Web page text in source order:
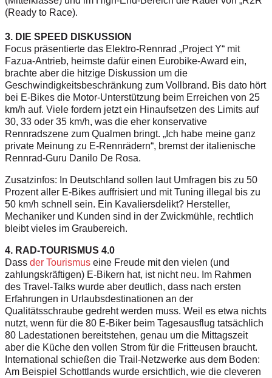
(Ready to Race).
3. DIE SPEED DISKUSSION
Focus präsentierte das Elektro-Rennrad „Project Y“ mit
Fazua-Antrieb, heimste dafür einen Eurobike-Award ein,
brachte aber die hitzige Diskussion um die
Geschwindigkeitsbeschränkung zum Vollbrand. Bis dato hört
bei E-Bikes die Motor-Unterstützung beim Erreichen von 25
km/h auf. Viele fordern jetzt ein Hinaufsetzen des Limits auf
30, 33 oder 35 km/h, was die eher konservative
Rennradszene zum Qualmen bringt. „Ich habe meine ganz
private Meinung zu E-Rennrädern“, bremst der italienische
Rennrad-Guru Danilo De Rosa.
Zusatzinfos: In Deutschland sollen laut Umfragen bis zu 50
Prozent aller E-Bikes auffrisiert und mit Tuning illegal bis zu
50 km/h schnell sein. Ein Kavaliersdelikt? Hersteller,
Mechaniker und Kunden sind in der Zwickmühle, rechtlich
bleibt vieles im Graubereich.
4. RAD-TOURISMUS 4.0
Dass der Tourismus eine Freude mit den vielen (und
zahlungskräftigen) E-Bikern hat, ist nicht neu. Im Rahmen
des Travel-Talks wurde aber deutlich, dass nach ersten
Erfahrungen in Urlaubsdestinationen an der
Qualitätsschraube gedreht werden muss. Weil es etwa nichts
nutzt, wenn für die 80 E-Biker beim Tagesausflug tatsächlich
80 Ladestationen bereitstehen, genau um die Mittagszeit
aber die Küche den vollen Strom für die Fritteusen braucht.
International schießen die Trail-Netzwerke aus dem Boden:
Am Beispiel Schottlands wurde ersichtlich, wie die cleveren